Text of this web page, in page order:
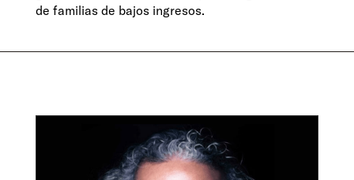
de familias de bajos ingresos.